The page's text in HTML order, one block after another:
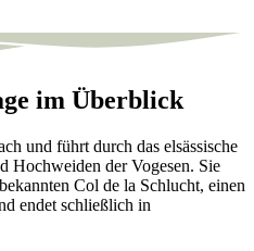
im Überblick
und führt durch das elsässische
Hochweiden der Vogesen. Sie
Col de la Schlucht, einen
endet schließlich in